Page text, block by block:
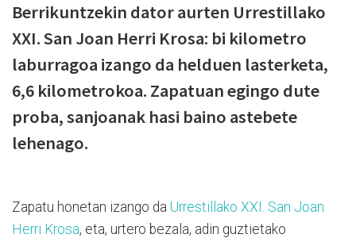
Berrikuntzekin dator aurten Urrestillako
XXI. San Joan Herri Krosa: bi kilometro
laburragoa izango da helduen lasterketa,
6,6 kilometrokoa. Zapatuan egingo dute
proba, sanjoanak hasi baino astebete
lehenago.
Zapatu honetan izango da Urrestillako XXI. San Joan
Herri Krosa, eta, urtero bezala, adin guztietako